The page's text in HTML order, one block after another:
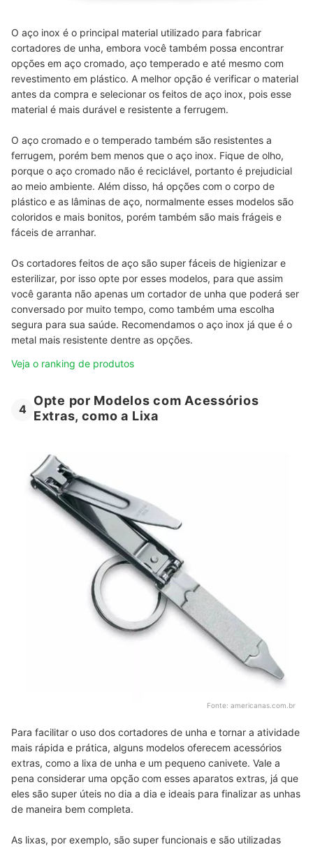
O aço inox é o principal material utilizado para fabricar
cortadores de unha, embora você também possa encontrar
opções em aço cromado, aço temperado e até mesmo com
revestimento em plástico. A melhor opção é verificar o material
antes da compra e selecionar os feitos de aço inox, pois esse
material é mais durável e resistente a ferrugem.
O aço cromado e o temperado também são resistentes a
ferrugem, porém bem menos que o aço inox. Fique de olho,
porque o aço cromado não é reciclável, portanto é prejudicial
ao meio ambiente. Além disso, há opções com o corpo de
plástico e as lâminas de aço, normalmente esses modelos são
coloridos e mais bonitos, porém também são mais frágeis e
fáceis de arranhar.
Os cortadores feitos de aço são super fáceis de higienizar e
esterilizar, por isso opte por esses modelos, para que assim
você garanta não apenas um cortador de unha que poderá ser
conversado por muito tempo, como também uma escolha
segura para sua saúde. Recomendamos o aço inox já que é o
metal mais resistente dentre as opções.
Veja o ranking de produtos
4
Opte por Modelos com Acessórios
Extras, como a Lixa
Fonte: americanas.com.br
Para facilitar o uso dos cortadores de unha e tornar a atividade
mais rápida e prática, alguns modelos oferecem acessórios
extras, como a lixa de unha e um pequeno canivete. Vale a
pena considerar uma opção com esses aparatos extras, já que
eles são super úteis no dia a dia e ideais para finalizar as unhas
de maneira bem completa.
As lixas, por exemplo, são super funcionais e são utilizadas